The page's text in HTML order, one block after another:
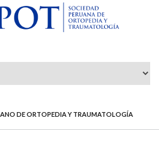
DE ORTOPEDIA Y TRAUMATOLOGÍA